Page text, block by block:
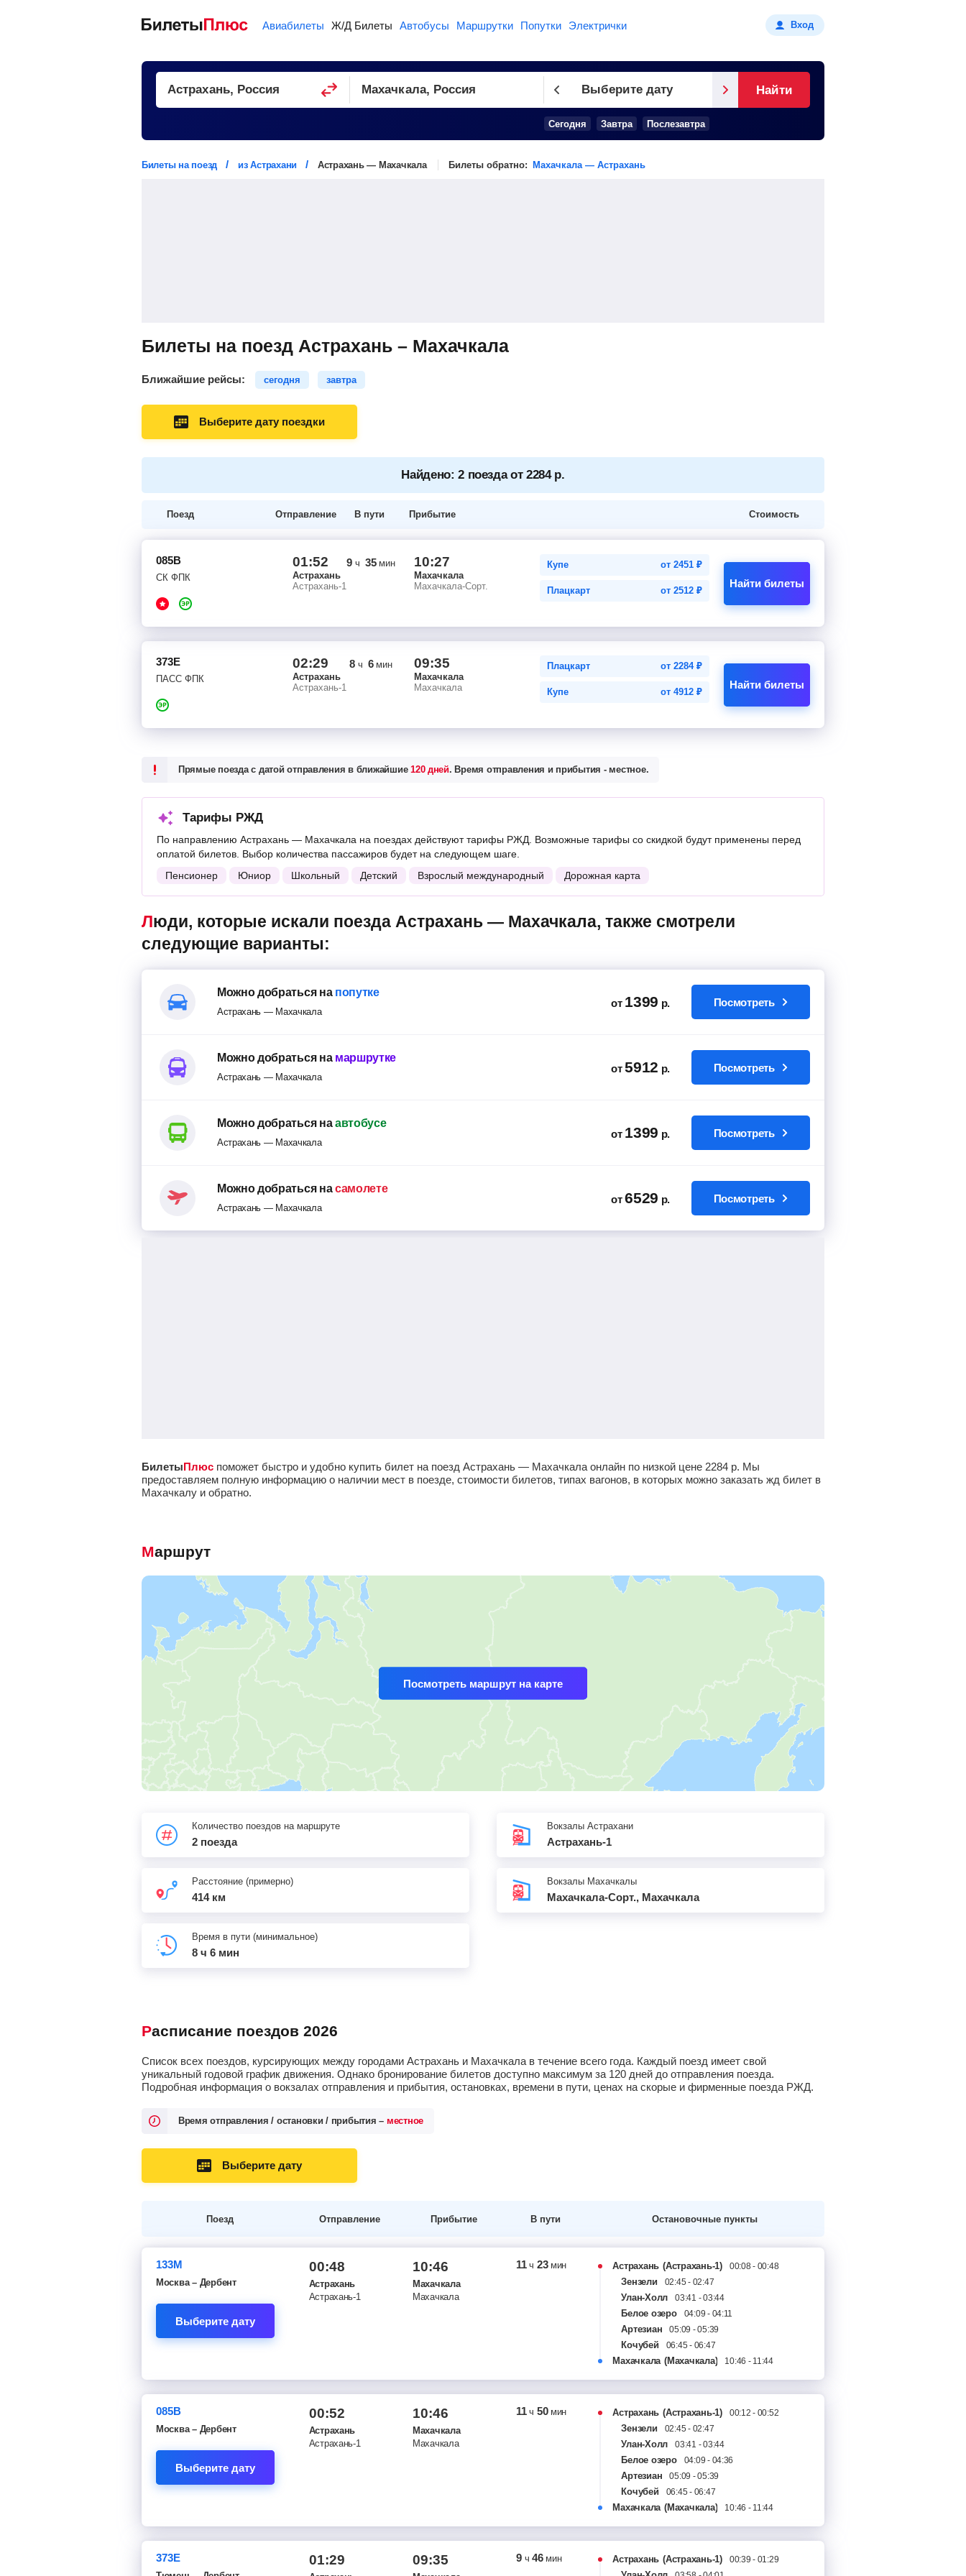
Авиабилеты Ж/Д Билеты Автобусы Маршрутки Попутки Электрички Вход
Выберите дату
Сегодня Завтра Послезавтра
Найти
Билеты на поезд из Астрахани Астрахань — Махачкала Билеты обратно: Махачкала — Астрахань
Билеты на поезд Астрахань – Махачкала
Ближайшие рейсы: сегодня завтра
Выберите дату поездки
Найдено: 2 поезда от 2284 р.
Поезд Отправление В пути Прибытие Стоимость
085В
СК ФПК
01:52 9 ч35мин
Астрахань
Астрахань-1
10:27
Махачкала
Махачкала-Сорт.
Купе от 2451 ₽
Плацкарт от 2512 ₽
Найти билеты
373Е
ПАСС ФПК
02:29 8 ч 6мин
Астрахань
Астрахань-1
09:35
Махачкала
Махачкала
Плацкарт от 2284₽
Купе от 4912 ₽
Найти билеты
Прямые поезда с датой отправления в ближайшие120 дней. Время отправления и прибытия - местное.
Тарифы РЖД
По направлению Астрахань — Махачкала на поездах действуют тарифы РЖД. Возможные тарифы со скидкой будут применены перед
оплатой билетов. Выбор количества пассажиров будет на следующем шаге.
Пенсионер
Юниор Школьный Детский Взрослый международный Дорожная карта
Люди, которые искали поезда Астрахань — Махачкала, также смотрели
следующие варианты:
Можно добраться на попутке
Астрахань — Махачкала
от 1399 р. Посмотреть
Можно добраться на маршрутке
Астрахань — Махачкала
от5912 р. Посмотреть
Можно добраться наавтобусе
Астрахань — Махачкала
от 1399 р. Посмотреть
Можно добраться насамолете
Астрахань — Махачкала
от6529 р. Посмотреть
БилетыПлюс поможет быстро и удобно купить билет на поезд Астрахань — Махачкала онлайн по низкой цене 2284 р. Мы
предоставляем полную информацию о наличии мест в поезде, стоимости билетов, типах вагонов, в которых можно заказать жд билет в
Махачкалу и обратно.
Маршрут
Посмотреть маршрут на карте
Количество поездов на маршруте
2 поезда
Расстояние (примерно)
414 км
Время в пути (минимальное)
8 ч 6 мин
Вокзалы Астрахани
Астрахань-1
Вокзалы Махачкалы
Махачкала-Сорт., Махачкала
Расписание поездов 2026
Список всех поездов, курсирующих между городами Астрахань и Махачкала в течение всего года. Каждый поезд имеет свой
уникальный годовой график движения. Однако бронирование билетов доступно максимум за 120 дней до отправления поезда.
Подробная информация о вокзалах отправления и прибытия, остановках, времени в пути, ценах на скорые и фирменные поезда РЖД.
Время отправления / остановки / прибытия – местное
Выберите дату
Поезд Отправление Прибытие В пути Остановочные пункты
133М
Москва – Дербент
Выберите дату
00:48
Астрахань
Астрахань-1
10:46
Махачкала
Махачкала
11ч 23 мин Астрахань (Астрахань-1) 00:08 - 00:48
Зензели 02:45 - 02:47
Улан-Холл 03:41 - 03:44
Белое озеро 04:09 - 04:11
Артезиан 05:09 - 05:39
Кочубей 06:45 - 06:47
Кара-Баглы 07:18 - 07:20
Герменчик 08:28 - 08:30
Куруш 08:56 - 08:58
Кизилюрт 09:25 - 09:30
Шамхал 10:10 - 10:12
Махачкала сорт 10:27 - 10:29
Махачкала (Махачкала) 10:46 - 11:44
085В
Москва – Дербент
Выберите дату
00:52
Астрахань
Астрахань-1
10:46
Махачкала
Махачкала
11ч 50 мин Астрахань (Астрахань-1) 00:12 - 00:52
Зензели 02:45 - 02:47
Улан-Холл 03:41 - 03:44
Белое озеро 04:09 - 04:36
Артезиан 05:09 - 05:39
Кочубей 06:45 - 06:47
Кара-Баглы 07:18 - 07:20
Герменчик 08:28 - 08:30
Куруш 08:56 - 08:58
Кизилюрт 09:25 - 09:29
Махачкала (Махачкала) 10:46 - 11:44
373Е 01:29 09:35 9 ч 46 мин Астрахань (Астрахань-1) 00:39 - 01:29